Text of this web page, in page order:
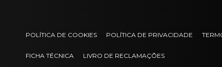
POLÍTICA DE COOKIES POLÍTICA DE PRIVACIDADE
FICHA TÉCNICA LIVRO DE RECLAMAÇÕES